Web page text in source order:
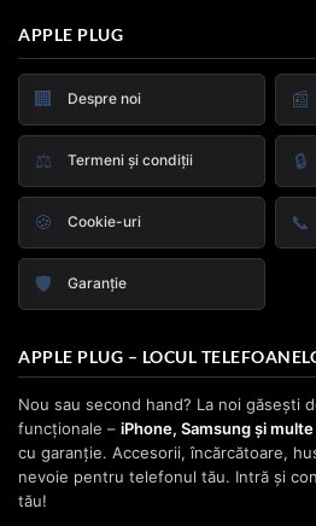
APPLE PLUG
🏢 Despre noi 📰
⚖️ Termeni și condiții 🔒
🍪 Cookie-uri 📞
🛡️ Garanție
APPLE PLUG – LOCUL
Nou sau second hand? La noi găsești
funcționale – iPhone, Samsung și
cu garanție. Accesorii, încărcătoare,
nevoie pentru telefonul tău. Intră și
tău!